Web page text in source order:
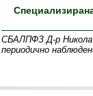
СБАЛПФЗ Д-р Никола
периодично